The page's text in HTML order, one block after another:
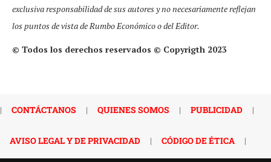
exclusiva responsabilidad de sus autores y no necesariamente reflejan
los puntos de vista de Rumbo Económico o del Editor.
© Todos los derechos reservados © Copyrigth 2023
| CONTÁCTANOS | QUIENES SOMOS | PUBLICIDAD |
AVISO LEGAL Y DE PRIVACIDAD | CÓDIGO DE ÉTICA |